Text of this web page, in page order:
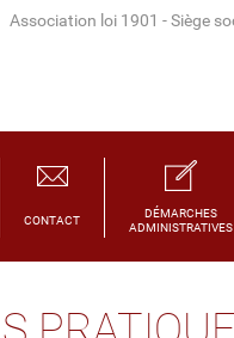
Association loi 1901 - Siège
CONTACT
DÉMARCHES
ADMINISTRATIVES